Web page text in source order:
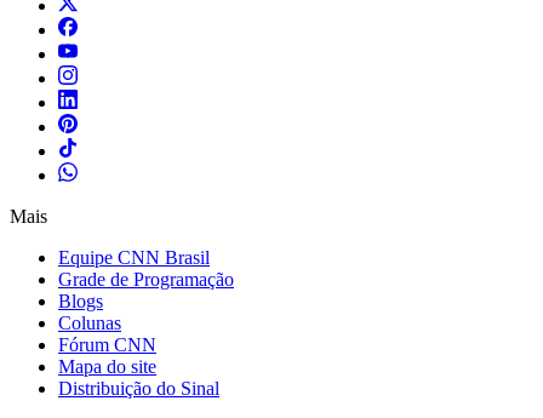
Mais
Equipe CNN Brasil
Grade de Programação
Blogs
Colunas
Fórum CNN
Mapa do site
Distribuição do Sinal